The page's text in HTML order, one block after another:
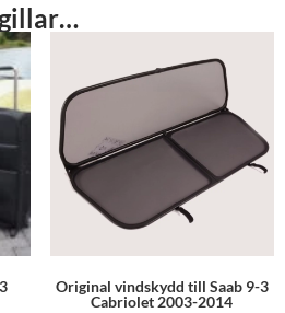
gillar…
Original vindskydd till Saab 9-3
Cabriolet 2003-2014